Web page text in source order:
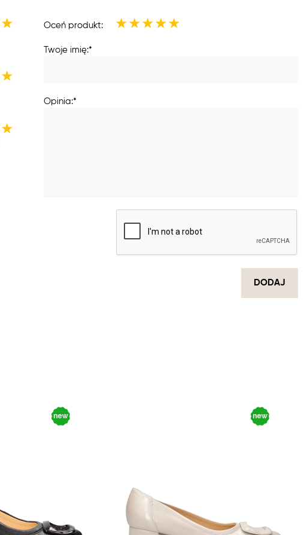
★
★
★
Oceń produkt: ★★★★★
Twoje imię:*
Opinia:*
DODAJ